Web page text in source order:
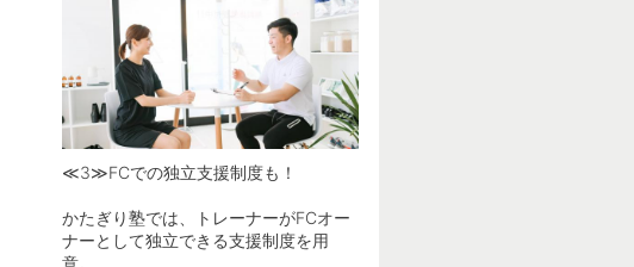
≪3≫FCでの独立支援制度も！
かたぎり塾では、トレーナーがFCオー
ナーとして独立できる支援制度を用
意。